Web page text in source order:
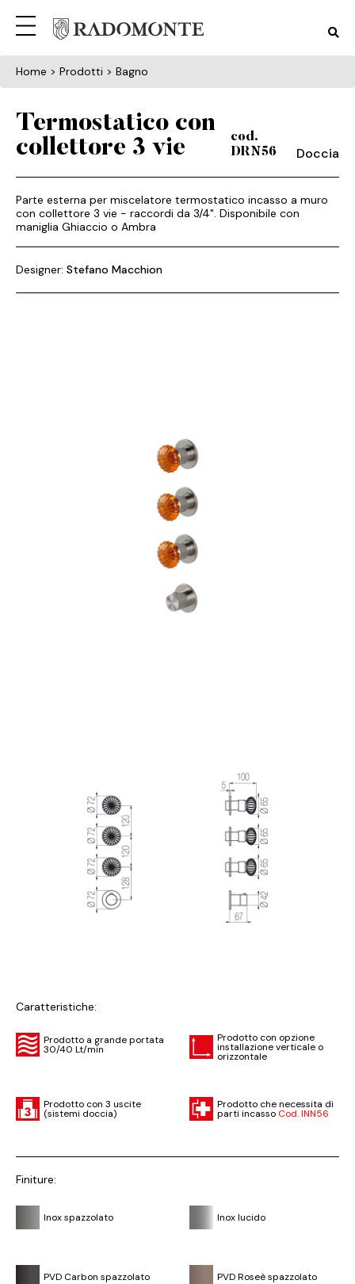
Home > Prodotti > Bagno
Termostatico con
collettore 3 vie
cod.
DRN56
Doccia
Parte esterna per miscelatore termostatico incasso a muro
con collettore 3 vie - raccordi da 3/4". Disponibile con
maniglia Ghiaccio o Ambra
Designer: Stefano Macchion
Caratteristiche:
Prodotto a grande portata
30/40 Lt/min
Prodotto con opzione
installazione verticale o
orizzontale
Prodotto con 3 uscite
(sistemi doccia)
Prodotto che necessita di
parti incasso Cod. INN56
Finiture:
Inox spazzolato Inox lucido
PVD Carbon spazzolato PVD Roseè spazzolato